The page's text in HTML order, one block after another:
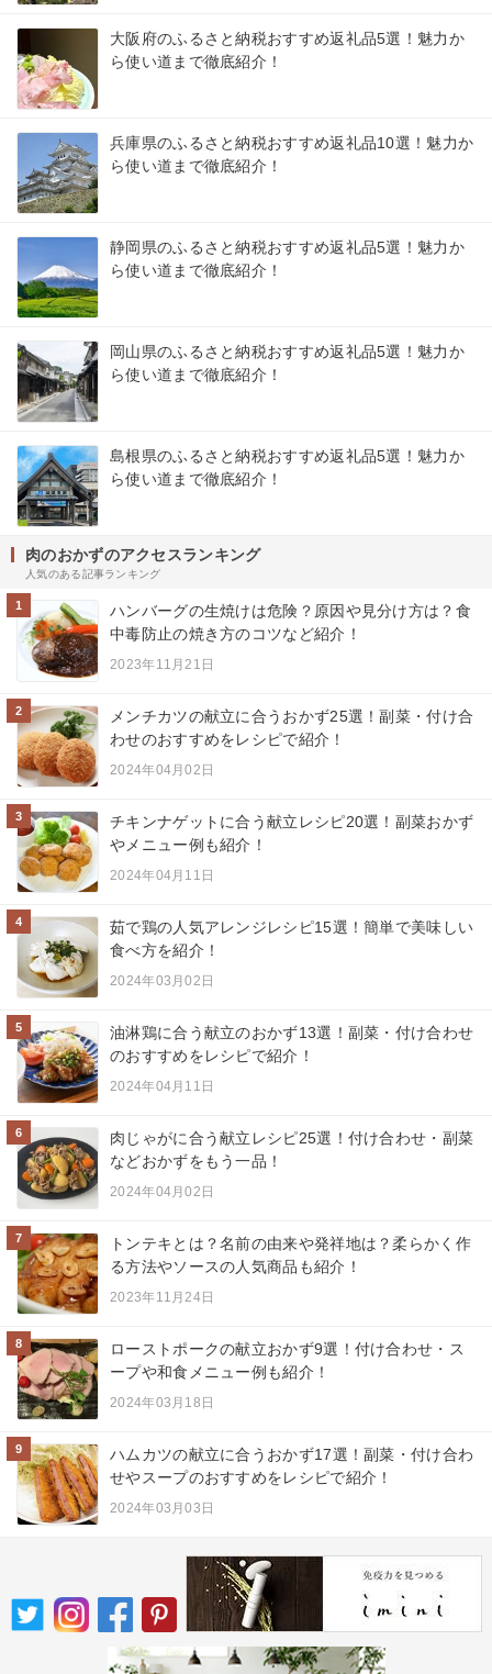
大阪府のふるさと納税おすすめ返礼品5選！魅力か
ら使い道まで徹底紹介！
兵庫県のふるさと納税おすすめ返礼品10選！魅力か
ら使い道まで徹底紹介！
静岡県のふるさと納税おすすめ返礼品5選！魅力か
ら使い道まで徹底紹介！
岡山県のふるさと納税おすすめ返礼品5選！魅力か
ら使い道まで徹底紹介！
島根県のふるさと納税おすすめ返礼品5選！魅力か
ら使い道まで徹底紹介！
肉のおかずのアクセスランキング
人気のある記事ランキング
1
ハンバーグの生焼けは危険？原因や見分け方は？食
中毒防止の焼き方のコツなど紹介！
2023年11月21日
2
メンチカツの献立に合うおかず25選！副菜・付け合
わせのおすすめをレシピで紹介！
2024年04月02日
3
チキンナゲットに合う献立レシピ20選！副菜おかず
やメニュー例も紹介！
2024年04月11日
4
茹で鶏の人気アレンジレシピ15選！簡単で美味しい
食べ方を紹介！
2024年03月02日
5
油淋鶏に合う献立のおかず13選！副菜・付け合わせ
のおすすめをレシピで紹介！
2024年04月11日
6
肉じゃがに合う献立レシピ25選！付け合わせ・副菜
などおかずをもう一品！
2024年04月02日
7
トンテキとは？名前の由来や発祥地は？柔らかく作
る方法やソースの人気商品も紹介！
2023年11月24日
8
ローストポークの献立おかず9選！付け合わせ・ス
ープや和食メニュー例も紹介！
2024年03月18日
9
ハムカツの献立に合うおかず17選！副菜・付け合わ
せやスープのおすすめをレシピで紹介！
2024年03月03日